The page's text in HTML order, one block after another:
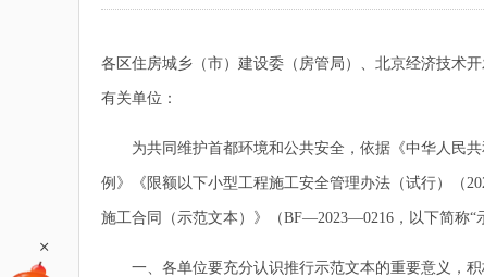
各区住房城乡（市）建设委（房管局）、北京经济技术
有关单位：
为共同维护首都环境和公共安全，依据《中华人民共
例》《限额以下小型工程施工安全管理办法（试行）（
施工合同（示范文本）》（BF—2023—0216，以下简称“
一、各单位要充分认识推行示范文本的重要意义，积
+